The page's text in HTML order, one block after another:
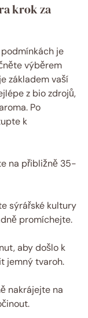
krok za
je
výběrem
základem vaší
z bio zdrojů,
Po
k
na přibližně 35-
sýrářské kultury
promíchejte.
aby došlo k
jemný tvaroh.
nakrájejte na